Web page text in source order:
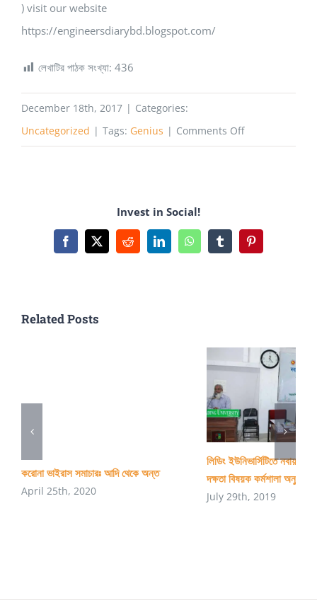
) visit our website
https://engineersdiarybd.blogspot.com/
লেখাটির পাঠক সংখ্যা: 436
December 18th, 2017 | Categories:
Uncategorized | Tags: Genius | Comments Offon
Invest in Social!
Facebook
X RedditLinkedInWhatsAppTumblrPinterest
Related Posts
করোনা ভাইরাস সমাচারঃ আদি থেকে অন্ত
April 25th, 2020
লিডিং ইউনিভার্সিটিতে
দক্ষতা বিষয়ক কর্মশালা অনুষ্ঠিত
July 29th, 2019